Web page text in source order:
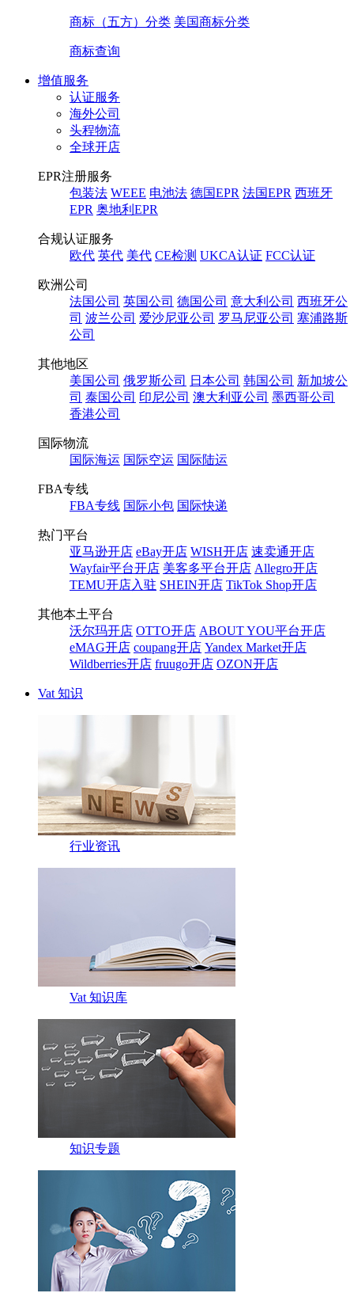
商标（五方）分类 美国商标分类
商标查询
增值服务
认证服务
海外公司
头程物流
全球开店
EPR注册服务
包装法 WEEE 电池法 德国EPR 法国EPR 西班牙
EPR 奥地利EPR
合规认证服务
欧代 英代 美代 CE检测 UKCA认证 FCC认证
欧洲公司
法国公司 英国公司 德国公司 意大利公司 西班牙公
司 波兰公司 爱沙尼亚公司 罗马尼亚公司 塞浦路斯
公司
其他地区
美国公司 俄罗斯公司 日本公司 韩国公司 新加坡公
司 泰国公司 印尼公司 澳大利亚公司 墨西哥公司
香港公司
国际物流
国际海运 国际空运 国际陆运
FBA专线
FBA专线 国际小包 国际快递
热门平台
亚马逊开店 eBay开店 WISH开店 速卖通开店
Wayfair平台开店 美客多平台开店 Allegro开店
TEMU开店入驻 SHEIN开店 TikTok Shop开店
其他本土平台
沃尔玛开店 OTTO开店 ABOUT YOU平台开店
eMAG开店 coupang开店 Yandex Market开店
Wildberries开店 fruugo开店 OZON开店
Vat 知识
行业资讯
Vat 知识库
知识专题